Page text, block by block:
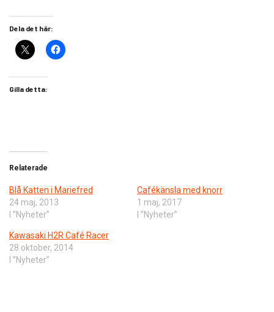
Dela det här:
Gilla detta:
Relaterade
Blå Katten i Mariefred
24 maj, 2013
I ”Nyheter”
Cafékänsla med knorr
1 maj, 2017
I ”Nyheter”
Kawasaki H2R Café Racer
28 oktober, 2014
I ”Nyheter”